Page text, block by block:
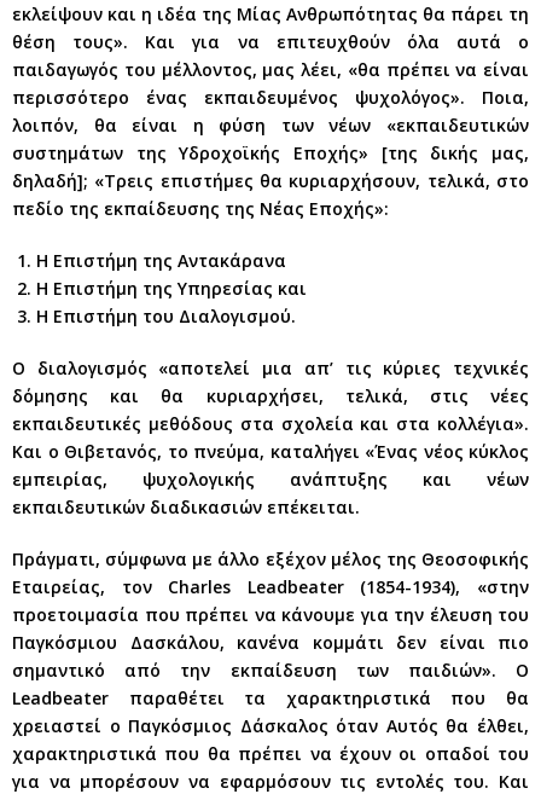
εκλείψουν και η ιδέα της Μίας Ανθρωπότητας θα πάρει τη
θέση τους». Και για να επιτευχθούν όλα αυτά ο
παιδαγωγός του μέλλοντος, μας λέει, «θα πρέπει να είναι
περισσότερο ένας εκπαιδευμένος ψυχολόγος». Ποια,
λοιπόν, θα είναι η φύση των νέων «εκπαιδευτικών
συστημάτων της Υδροχοϊκής Εποχής» [της δικής μας,
δηλαδή]; «Τρεις επιστήμες θα κυριαρχήσουν, τελικά, στο
πεδίο της εκπαίδευσης της Νέας Εποχής»:
Η Επιστήμη της Αντακάρανα
Η Επιστήμη της Υπηρεσίας και
Η Επιστήμη του Διαλογισμού.
Ο διαλογισμός «αποτελεί μια απ’ τις κύριες τεχνικές
δόμησης και θα κυριαρχήσει, τελικά, στις νέες
εκπαιδευτικές μεθόδους στα σχολεία και στα κολλέγια».
Και ο Θιβετανός, το πνεύμα, καταλήγει «Ένας νέος κύκλος
εμπειρίας, ψυχολογικής ανάπτυξης και νέων
εκπαιδευτικών διαδικασιών επέκειται.
Πράγματι, σύμφωνα με άλλο εξέχον μέλος της Θεοσοφικής
Εταιρείας, τον Charles Leadbeater (1854-1934), «στην
προετοιμασία που πρέπει να κάνουμε για την έλευση του
Παγκόσμιου Δασκάλου, κανένα κομμάτι δεν είναι πιο
σημαντικό από την εκπαίδευση των παιδιών». Ο
Leadbeater παραθέτει τα χαρακτηριστικά που θα
χρειαστεί ο Παγκόσμιος Δάσκαλος όταν Αυτός θα έλθει,
χαρακτηριστικά που θα πρέπει να έχουν οι οπαδοί του
για να μπορέσουν να εφαρμόσουν τις εντολές του. Και